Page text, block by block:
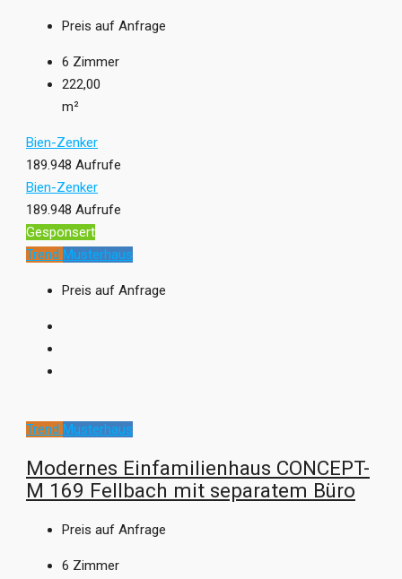
Preis auf Anfrage
6 Zimmer
222,00
m²
Bien-Zenker
189.948 Aufrufe
Bien-Zenker
189.948 Aufrufe
Gesponsert
Trend Musterhaus
Preis auf Anfrage
Trend Musterhaus
Modernes Einfamilienhaus CONCEPT-
M 169 Fellbach mit separatem Büro
Preis auf Anfrage
6 Zimmer